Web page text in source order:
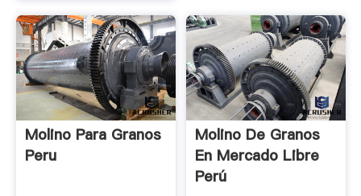
Molino Para Granos
Peru
Molino De Granos
En Mercado Libre
Perú